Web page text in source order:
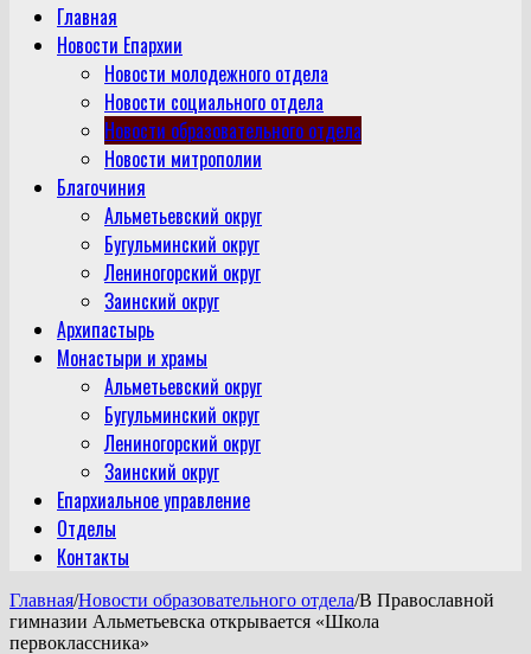
Главная
Новости Епархии
Новости молодежного отдела
Новости социального отдела
Новости образовательного отдела
Новости митрополии
Благочиния
Альметьевский округ
Бугульминский округ
Лениногорский округ
Заинский округ
Архипастырь
Монастыри и храмы
Альметьевский округ
Бугульминский округ
Лениногорский округ
Заинский округ
Епархиальное управление
Отделы
Контакты
Главная/Новости образовательного отдела/B Православной
гимназии Альметьевска открывается «Школа
первоклассника»